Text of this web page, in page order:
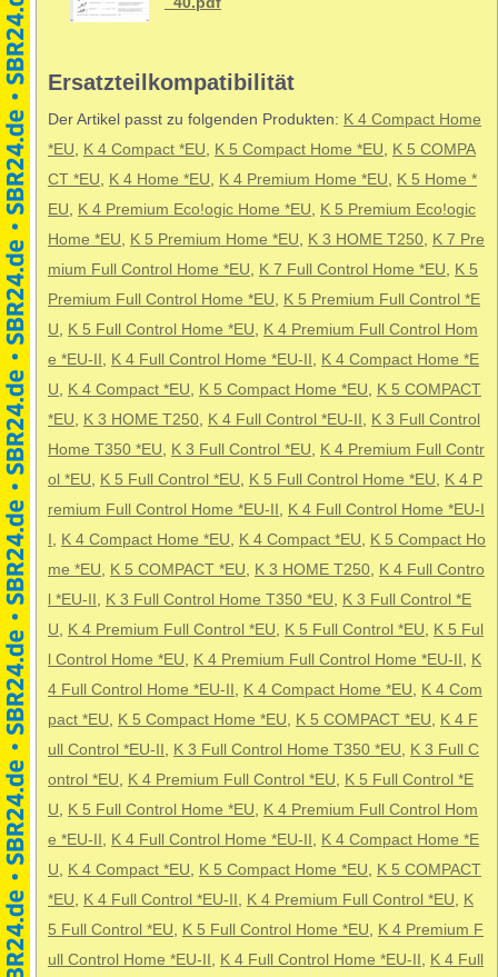
Ersatzteilkompatibilität
Der Artikel passt zu folgenden Produkten: K 4 Compact Home
*EU
K 4 Compact *EU K 5 Compact Home *EU
K 5 COMPA
CT *EU
K 4 Home *EU K 4 Premium Home *EU
K 5 Home *
EU
K 4 Premium Eco!ogic Home *EU
K 5 Premium Eco!ogic
Home *EU
K 5 Premium Home *EU K 3 HOME T250 K 7 Pre
mium Full Control Home *EU
K 7 Full Control Home *EU
K 5
Premium Full Control Home *EU
K 5 Premium Full Control *E
U
K 5 Full Control Home *EU
K 4 Premium Full Control Hom
e *EU-II
K 4 Full Control Home *EU-II
K 4 Compact Home *E
U
K 4 Compact *EU K 5 Compact Home *EU
K 5 COMPACT
*EU
K 3 HOME T250 K 4 Full Control *EU-II
K 3 Full Control
Home T350 *EU
K 3 Full Control *EU
K 4 Premium Full Contr
ol *EU
K 5 Full Control *EU K 5 Full Control Home *EU
K 4 P
remium Full Control Home *EU-II
K 4 Full Control Home *EU-I
I
K 4 Compact Home *EU K 4 Compact *EU
K 5 Compact Ho
me *EU
K 5 COMPACT *EU K 3 HOME T250 K 4 Full Contro
l *EU-II
K 3 Full Control Home T350 *EU
K 3 Full Control *E
U
K 4 Premium Full Control *EU K 5 Full Control *EU
K 5 Ful
l Control Home *EU
K 4 Premium Full Control Home *EU-II
K
4 Full Control Home *EU-II
K 4 Compact Home *EU
K 4 Com
pact *EU
K 5 Compact Home *EU K 5 COMPACT *EU
K 4 F
ull Control *EU-II
K 3 Full Control Home T350 *EU
K 3 Full C
ontrol *EU
K 4 Premium Full Control *EU
K 5 Full Control *E
U
K 5 Full Control Home *EU
K 4 Premium Full Control Hom
e *EU-II
K 4 Full Control Home *EU-II
K 4 Compact Home *E
U
K 4 Compact *EU K 5 Compact Home *EU
K 5 COMPACT
*EU
K 4 Full Control *EU-II K 4 Premium Full Control *EU
K
5 Full Control *EU
K 5 Full Control Home *EU
K 4 Premium F
ull Control Home *EU-II
K 4 Full Control Home *EU-II K 4 Full